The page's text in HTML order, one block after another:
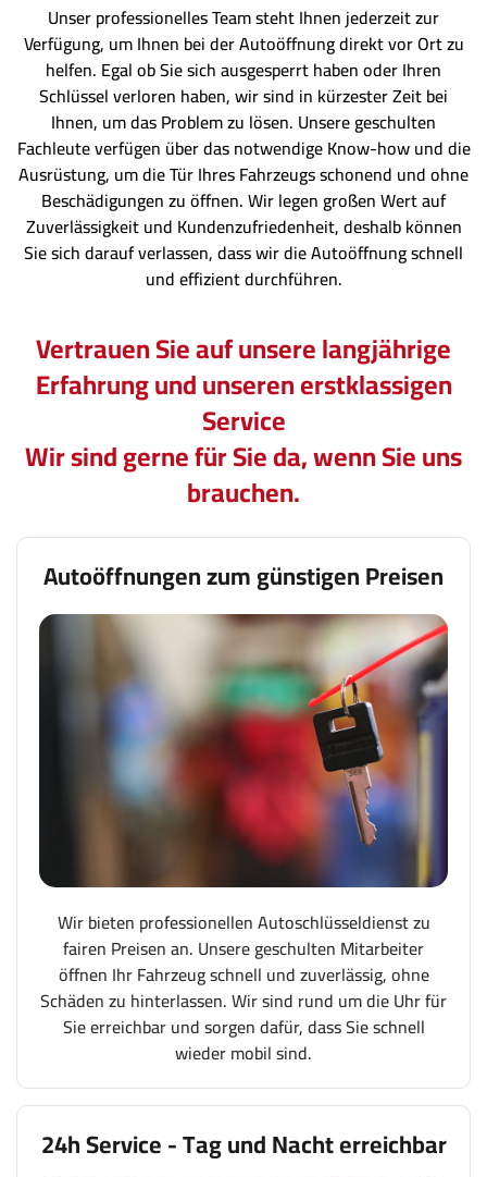
Unser professionelles Team steht Ihnen jederzeit zur
Verfügung, um Ihnen bei der Autoöffnung direkt vor Ort zu
helfen. Egal ob Sie sich ausgesperrt haben oder Ihren
Schlüssel verloren haben, wir sind in kürzester Zeit bei
Ihnen, um das Problem zu lösen. Unsere geschulten
Fachleute verfügen über das notwendige Know-how und die
Ausrüstung, um die Tür Ihres Fahrzeugs schonend und ohne
Beschädigungen zu öffnen. Wir legen großen Wert auf
Zuverlässigkeit und Kundenzufriedenheit, deshalb können
Sie sich darauf verlassen, dass wir die Autoöffnung schnell
und effizient durchführen.
Vertrauen Sie auf unsere langjährige
Erfahrung und unseren erstklassigen
Service
Wir sind gerne für Sie da, wenn Sie uns
brauchen.
Autoöffnungen zum günstigen Preisen
Wir bieten professionellen Autoschlüsseldienst zu
fairen Preisen an. Unsere geschulten Mitarbeiter
öffnen Ihr Fahrzeug schnell und zuverlässig, ohne
Schäden zu hinterlassen. Wir sind rund um die Uhr für
Sie erreichbar und sorgen dafür, dass Sie schnell
wieder mobil sind.
24h Service - Tag und Nacht erreichbar